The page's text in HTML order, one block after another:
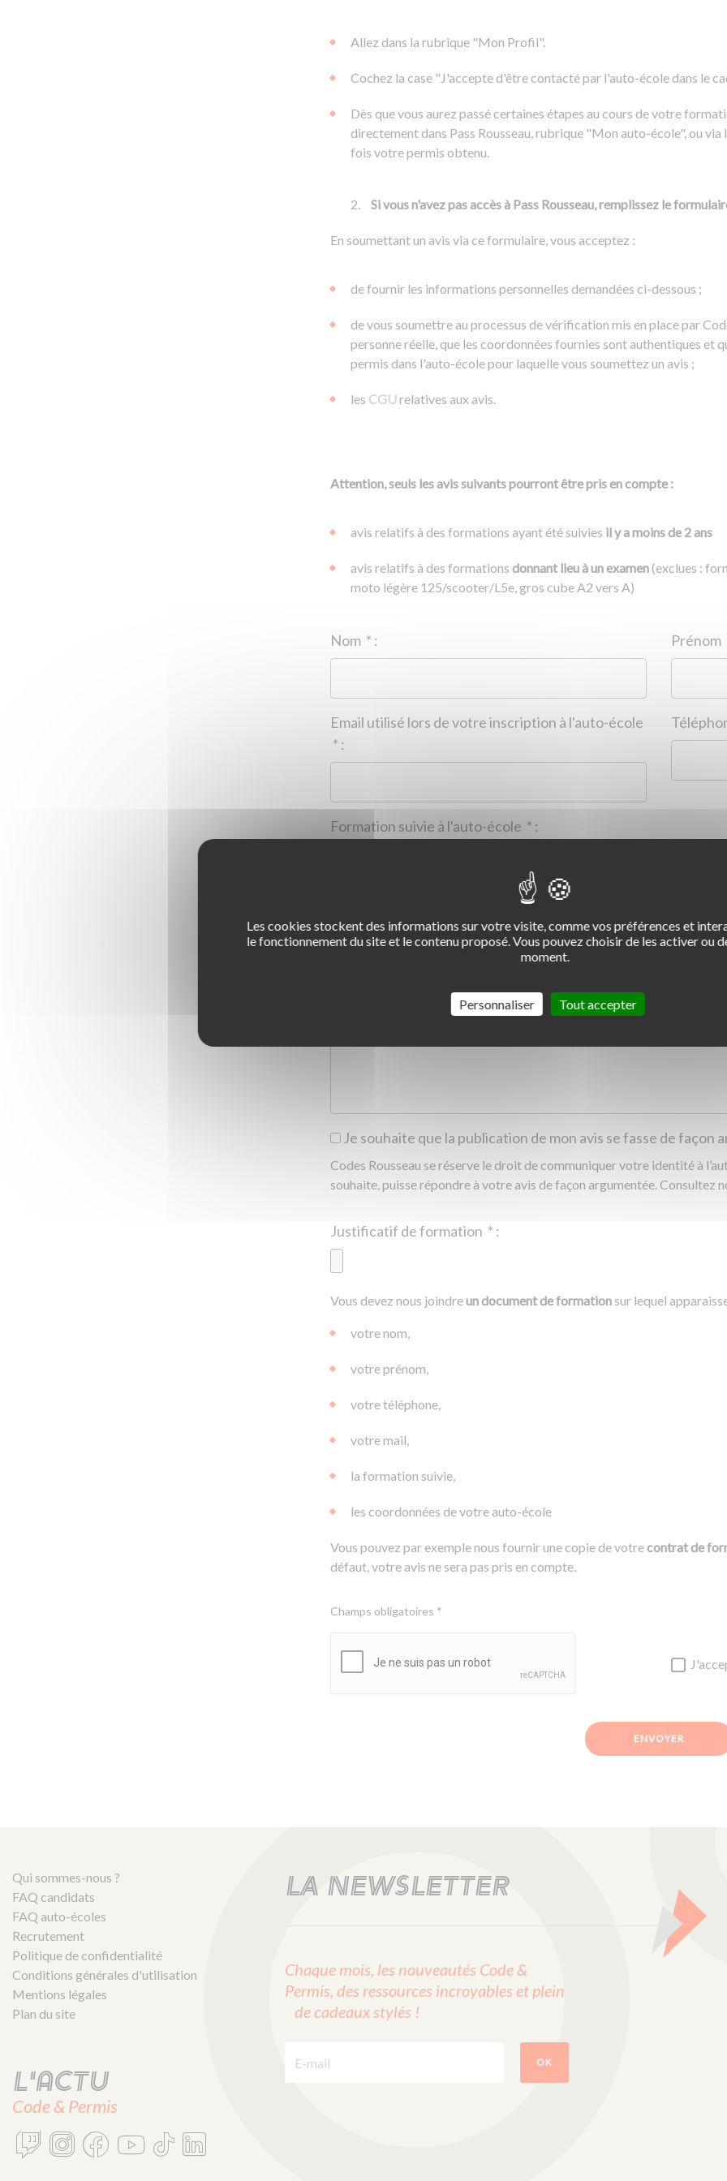
Allez dans la rubrique "Mon Profil".
Cochez la case "J'accepte d'être contacté par l'auto-école dans le
Dès que vous aurez passé certaines étapes au cours de votre
directement dans Pass Rousseau, rubrique "Mon auto-école", ou
fois votre permis obtenu.
Si vous n'avez pas accès à Pass Rousseau, remplissez le
En soumettant un avis via ce formulaire, vous acceptez :
de fournir les informations personnelles demandées ci-dessous ;
de vous soumettre au processus de vérification mis en place par
personne réelle, que les coordonnées fournies sont authentiques et
permis dans l'auto-école pour laquelle vous soumettez un avis ;
les CGUrelatives aux avis.
Attention, seuls les avis suivants pourront être pris en compte :
avis relatifs à des formations ayant été suivies il y a moins de 2 ans
avis relatifs à des formations donnant lieu à un examen(exclues :
moto légère 125/scooter/L5e, gros cube A2 vers A)
* :
Email utilisé lors de votre inscription à l'auto-école
* :
* :
1
2 3 4
Je souhaite que la publication de mon avis se fasse de façon
Codes Rousseau se réserve le droit de communiquer votre identité à
souhaite, puisse répondre à votre avis de façon argumentée. Consultez
* :
||0.00 Ko
Vous devez nous joindreun document de formation sur lequel
votre nom,
votre prénom,
votre téléphone,
votre mail,
la formation suivie,
les coordonnées de votre auto-école
Vous pouvez par exemple nous fournir une copie de votrecontrat de
défaut, votre avis ne sera pas pris en compte.
Champs obligatoires *
ENVOYER
Qui sommes-nous ?
FAQ candidats
FAQ auto-écoles
Recrutement
Politique de confidentialité
Conditions générales d'utilisation
Mentions légales
Plan du site
L'actu
Code & Permis
LA NEWSLETTER
Chaque mois, les nouveautés Code &
Permis, des ressources incroyables et plein
de cadeaux stylés !
OK
Les cookies stockent des informations sur votre visite, comme vos préférences et
le fonctionnement du site et le contenu proposé. Vous pouvez choisir de les activer ou
moment.
Tout accepter
Personnaliser